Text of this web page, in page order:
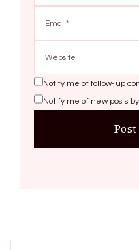
Notify me of follow-up
Notify me of new posts